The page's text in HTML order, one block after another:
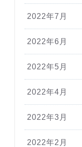
2022年7月
2022年6月
2022年5月
2022年4月
2022年3月
2022年2月